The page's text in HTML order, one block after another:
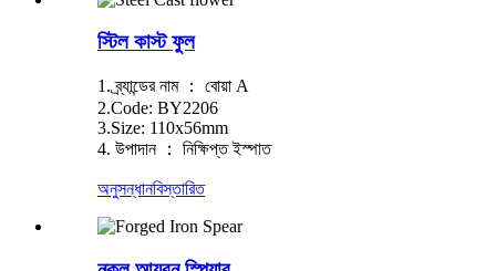
স্টিল কাস্ট ফুল
1. ব্র্যান্ডের নাম ： বোয়া A
2.Code: BY2206
3.Size: 110x56mm
4. উপাদান ： নিক্ষিপ্ত ইস্পাত
অনুসন্ধানবিস্তারিত